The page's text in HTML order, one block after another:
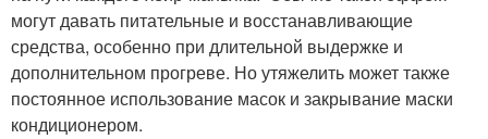
могут давать питательные и восстанавливающие
средства, особенно при длительной выдержке и
дополнительном прогреве. Но утяжелить может также
постоянное использование масок и закрывание маски
кондиционером.